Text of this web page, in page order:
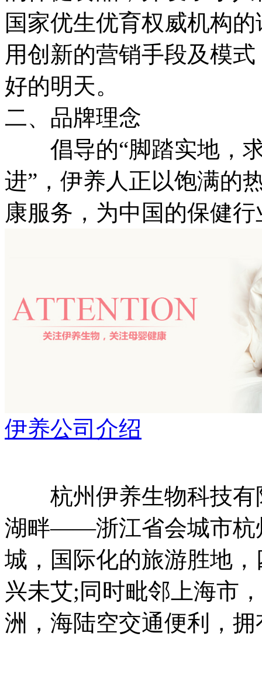
国家优生优育权威机构
用创新的营销手段及模
好的明天。
二、品牌理念
倡导的“脚踏实地，求
进”，伊养人正以饱满的
康服务，为中国的保健
伊养公司介绍
杭州伊养生物科技有
湖畔——浙江省会城市杭
城，国际化的旅游胜地
兴未艾;同时毗邻上海市
洲，海陆空交通便利，